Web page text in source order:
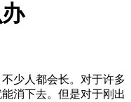
少人都会长。对于许多
消下去。但是对于刚出